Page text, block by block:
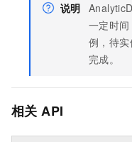
说明
一定时
例，待
完成。
相关 API